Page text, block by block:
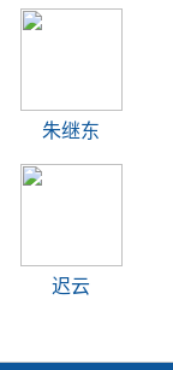
朱继东
迟云